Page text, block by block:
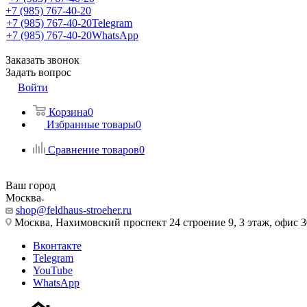
+7 (985) 767-40-20
+7 (985) 767-40-20Telegram
+7 (985) 767-40-20WhatsApp
Заказать звонок
Задать вопрос
Войти
Корзина0
Избранные товары0
Сравнение товаров0
Ваш город
Москва
shop@feldhaus-stroeher.ru
Москва, Нахимовский проспект 24 строение 9, 3 этаж, офис
Вконтакте
Telegram
YouTube
WhatsApp